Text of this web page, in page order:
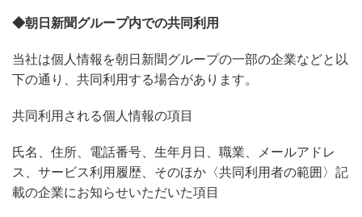
◆朝日新聞グループ内での共同利用
当社は個人情報を朝日新聞グループの一部の企業などと以
下の通り、共同利用する場合があります。
共同利用される個人情報の項目
氏名、住所、電話番号、生年月日、職業、メールアドレ
ス、サービス利用履歴、そのほか〈共同利用者の範囲〉記
載の企業にお知らせいただいた項目